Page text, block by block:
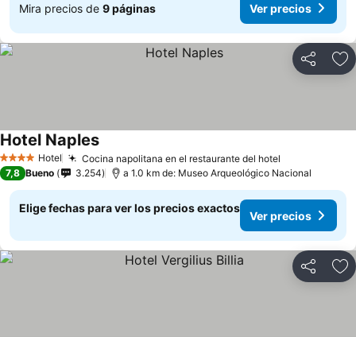
Mira precios de 9 páginas Ver precios
Compartir
4 EstrellasHotel Cocina napolitana en el restaurante del hotel
Hotel NaplesVer precios
7,8 Bueno 3.254 a 1.0 km de: Museo Arqueológico Nacional
Elige fechas para ver los precios exactos
Ver precios
Compartir